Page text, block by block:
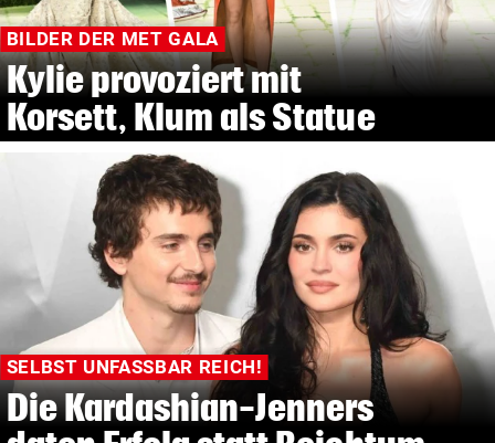
BILDER DER MET GALA
Kylie provoziert mit
Korsett, Klum als Statue
SELBST UNFASSBAR REICH!
Die Kardashian-Jenners